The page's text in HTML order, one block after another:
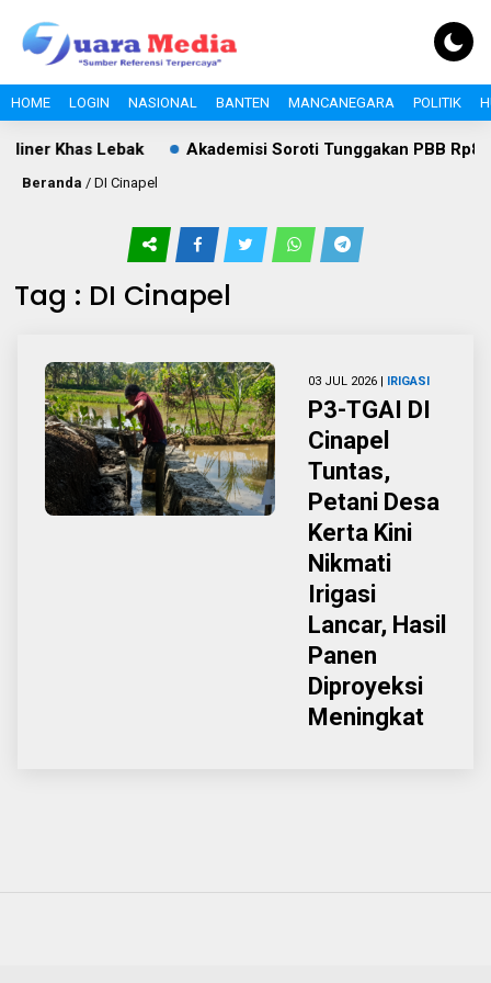
HOME LOGIN NASIONAL BANTEN MANCANEGARA POLITIK
Khas Lebak Akademisi Soroti Tunggakan PBB Rp8,4
Beranda / DI Cinapel
Tag : DI Cinapel
03 JUL 2026 | IRIGASI
P3-TGAI DI
Cinapel
Tuntas,
Petani Desa
Kerta Kini
Nikmati
Irigasi
Lancar, Hasil
Panen
Diproyeksi
Meningkat